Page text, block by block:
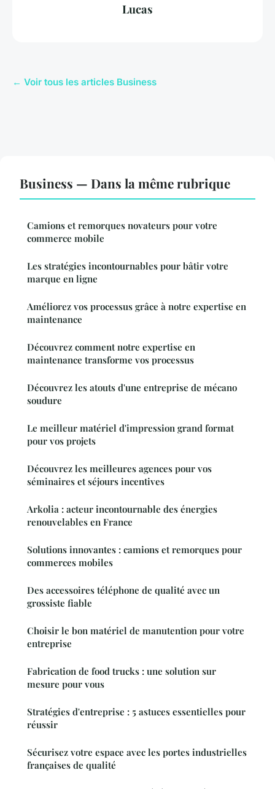
Lucas
← Voir tous les articles Business
Business — Dans la même rubrique
Camions et remorques novateurs pour votre
commerce mobile
Les stratégies incontournables pour bâtir votre
marque en ligne
Améliorez vos processus grâce à notre expertise en
maintenance
Découvrez comment notre expertise en
maintenance transforme vos processus
Découvrez les atouts d'une entreprise de mécano
soudure
Le meilleur matériel d'impression grand format
pour vos projets
Découvrez les meilleures agences pour vos
séminaires et séjours incentives
Arkolia : acteur incontournable des énergies
renouvelables en France
Solutions innovantes : camions et remorques pour
commerces mobiles
Des accessoires téléphone de qualité avec un
grossiste fiable
Choisir le bon matériel de manutention pour votre
entreprise
Fabrication de food trucks : une solution sur
mesure pour vous
Stratégies d'entreprise : 5 astuces essentielles pour
réussir
Sécurisez votre espace avec les portes industrielles
françaises de qualité